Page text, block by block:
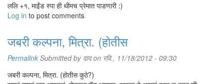
ललि +१, माईंड स्पा ही थीमच प्रेमात पाडणारी :)
Log in to post comments
जबरी कल्पना, मित्रा. (होतीस
Permalink Submitted by दादon रवि., 11/18/2012 - 09:30
जबरी कल्पना, मित्रा. (होतीस कुठे?)